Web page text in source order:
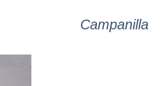
Campanilla